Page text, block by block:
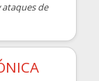
de